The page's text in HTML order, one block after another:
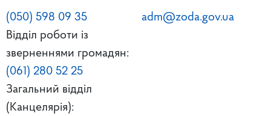
(050) 598 09 35
Відділ роботи із
зверненнями громадян:
(061) 280 52 25
Загальний відділ
(Канцелярія):
adm@zoda.gov.ua